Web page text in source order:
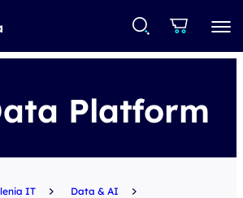
Platform
IT Data & AI